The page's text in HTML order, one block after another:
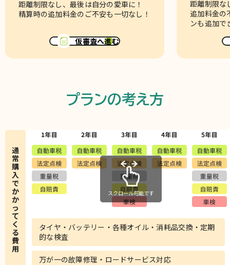
距離制限なし、最後は自分の愛車に！
精算時の追加料金のご不安も一切なし！
仮審査へ進む
距離制限な
追加料金の
ンも追加で
プランの考え方
通
常
購
入
で
か
か
っ
て
く
る
費
用
タイヤ・バッテリー・各種オイル・消耗品交換・定期
的な検査
万が一の故障修理・ロードサービス対応
スクロール可能です